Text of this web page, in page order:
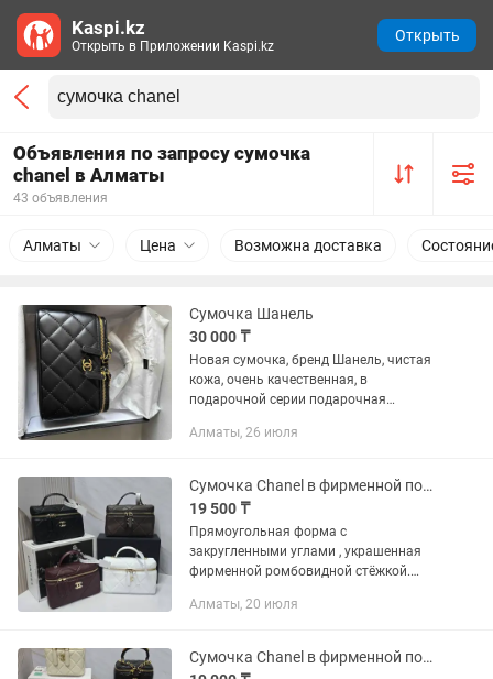
Объявления по запросу сумочка
chanel в Алматы
43 объявления
Алматы Цена Возможна доставка
Сумочка Шанель
30 000 ₸
Новая сумочка, бренд Шанель, чистая
кожа, очень качественная, в
подарочной серии подарочная
указана ниже себестоимости, есть
Алматы, 26 июля
Сумочка Chanel в фирменной подарочной коробке
19 500 ₸
Прямоугольная форма с
закругленными углами , украшенная
фирменной ромбовидной стёжкой.
короткая верхняя ручка и длинный
переплетенная с кожей....
Алматы, 20 июля
Сумочка Chanel в фирменной подарочной коробке
Kaspi.kz
Открыть в Приложении Kaspi.kz
Открыть